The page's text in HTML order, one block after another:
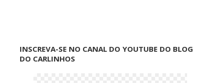
INSCREVA-SE NO CANAL DO YOUTUBE DO BLOG
DO CARLINHOS